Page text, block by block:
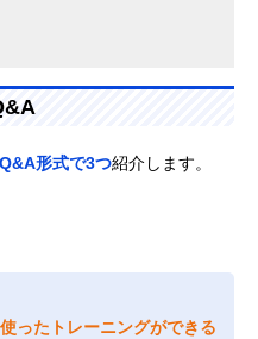
Q&A形式で3つ紹介します。
ったトレーニングができる